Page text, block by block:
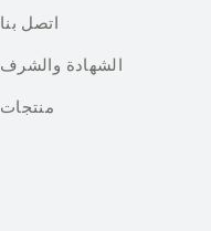
اتصل بنا
الشهادة والشرف
منتجات